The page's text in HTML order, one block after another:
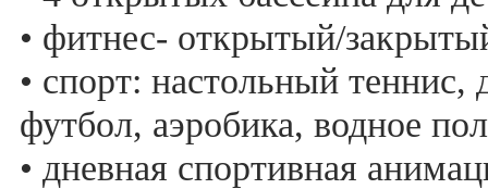
• фитнес- открытый/
• спорт: настольный
футбол, аэробика, водное
• дневная спортивная